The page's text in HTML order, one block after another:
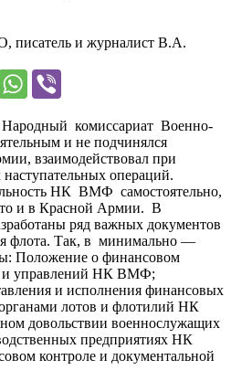
писатель и журналист В.А.
комиссариат Военно-
и не подчинялся
взаимодействовал при
операций.
НК ВМФ самостоятельно,
и в Красной Армии. В
ряд важных документов
флота. Так, в минимально —
Положение о финансовом
и управлений НК ВМФ;
и исполнения финансовых
лотов и флотилий НК
довольствии военнослужащих
предприятиях НК
контроле и документальной